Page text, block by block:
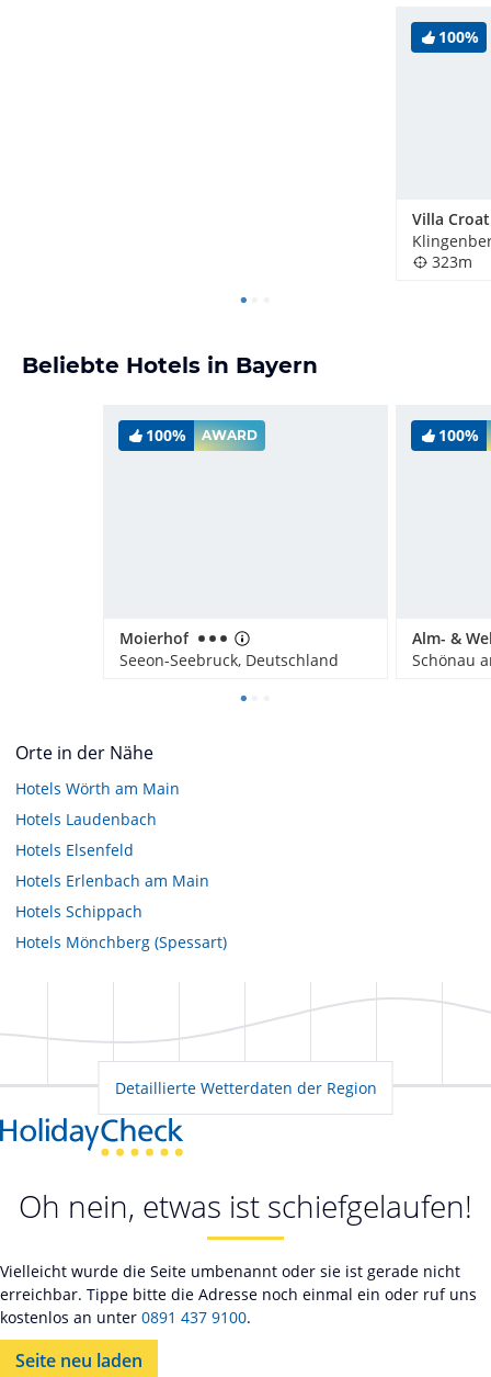
100%
323m
Beliebte Hotels in Bayern
100% AWARD
Moierhof
Seeon-Seebruck, Deutschland
100%
Orte in der Nähe
Hotels Wörth am Main
Hotels Laudenbach
Hotels Elsenfeld
Hotels Erlenbach am Main
Hotels Schippach
Hotels Mönchberg (Spessart)
Detaillierte Wetterdaten der Region
Oh nein, etwas ist schiefgelaufen!
Vielleicht wurde die Seite umbenannt oder sie ist gerade nicht
erreichbar. Tippe bitte die Adresse noch einmal ein oder ruf uns
kostenlos an unter 0891 437 9100.
Seite neu laden